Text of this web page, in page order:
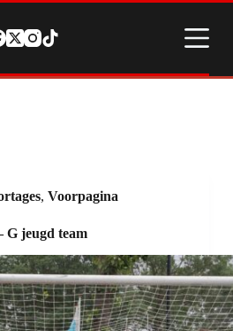
, Voorpagina
G jeugd team